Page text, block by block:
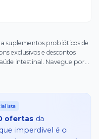
suplementos probióticos de
exclusivos e descontos
intestinal. Navegue por
para atender às suas
ofertas da
imperdível é o